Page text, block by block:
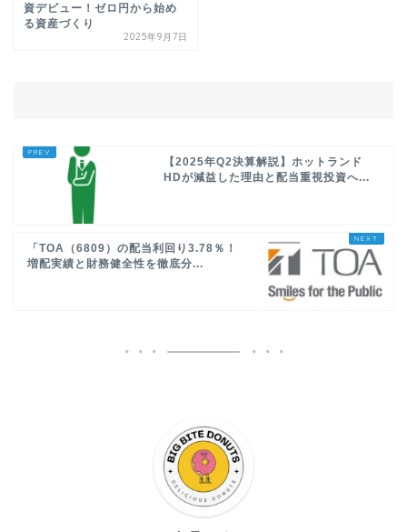
資デビュー！ゼロ円から始め
る資産づくり
2025年9月7日
【2025年Q2決算解説】ホットランド
HDが減益した理由と配当重視投資へ...
「TOA（6809）の配当利回り3.78％！
増配実績と財務健全性を徹底分...